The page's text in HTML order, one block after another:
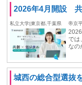
2026年4月開設 共
私立大学|東京都,千葉県 帝京
では
なの
城西の総合型選抜